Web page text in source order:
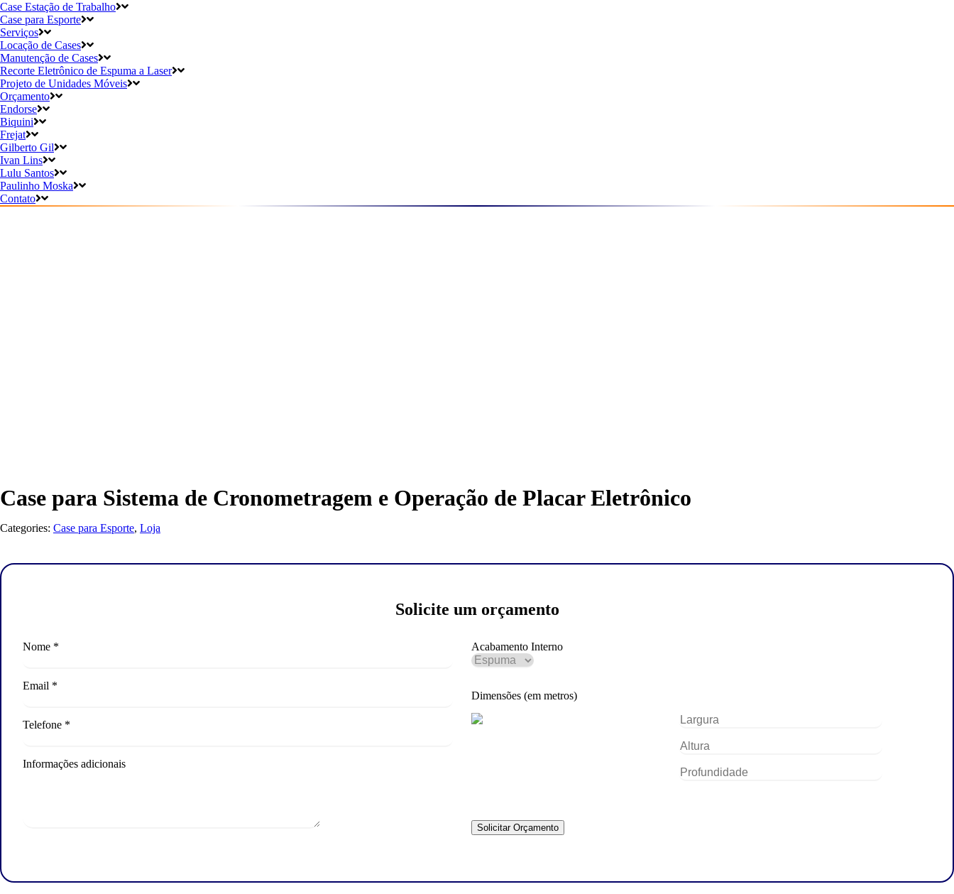
Case Estação de Trabalho
Case para Esporte
Serviços
Locação de Cases
Manutenção de Cases
Recorte Eletrônico de Espuma a Laser
Projeto de Unidades Móveis
Orçamento
Endorse
Biquini
Frejat
Gilberto Gil
Ivan Lins
Lulu Santos
Paulinho Moska
Contato
Case para Sistema de Cronometragem e Operação de Placar Eletrônico
Categories: Case para Esporte, Loja
Solicite um orçamento
Nome *
Email *
Telefone *
Informações adicionais
Acabamento Interno
Dimensões (em metros)